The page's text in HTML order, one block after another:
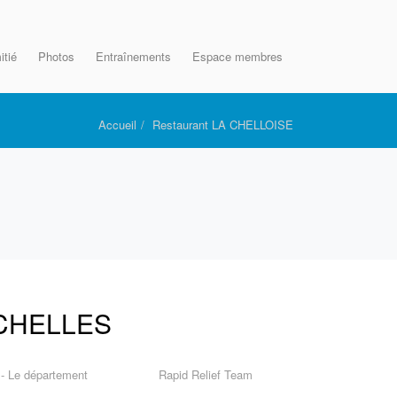
Photos Entraînements Espace membres
Accueil Restaurant LA CHELLOISE
Le département Rapid Relief Team